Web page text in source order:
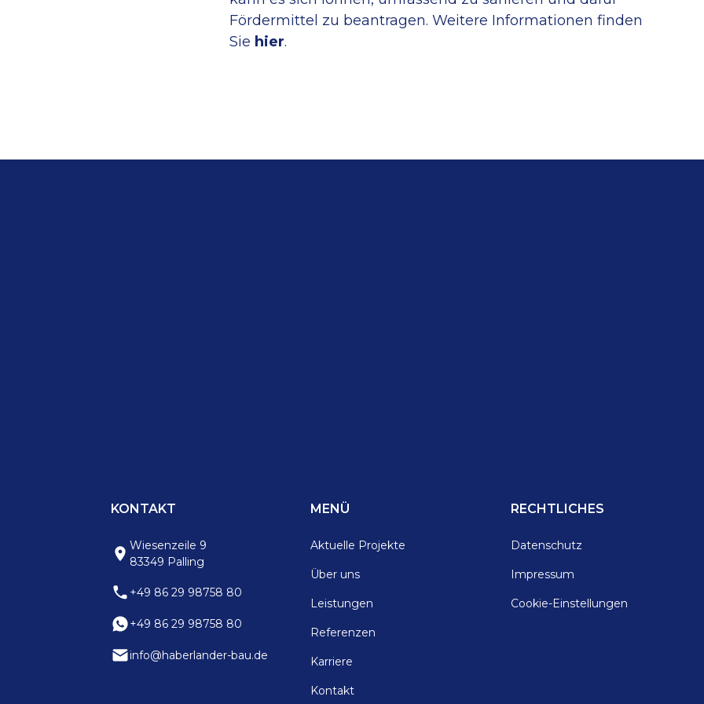
Förder­mittel zu beantragen. Weitere Informationen finden
Sie hier.
KONTAKT
Wiesenzeile 9
83349 Palling
+49 86 29 98758 80
+49 86 29 98758 80
info@haberlander-bau.de
MENÜ
Aktuelle Projekte
Über uns
Leistungen
Referenzen
Karriere
Kontakt
RECHTLICHES
Datenschutz
Impressum
Cookie-Einstellungen